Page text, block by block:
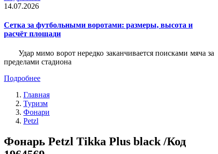
14.07.2026
Сетка за футбольными воротами: размеры, высота и
расчёт площади
Удар мимо ворот нередко заканчивается поисками мяча за
пределами стадиона
Подробнее
Главная
Туризм
Фонари
Petzl
Фонарь Petzl Tikka Plus black /Код